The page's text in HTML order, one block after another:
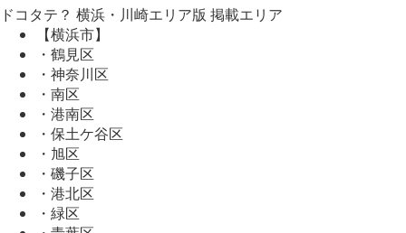
ドコタテ？ 横浜・川崎エリア版 掲載エリア
【横浜市】
・鶴見区
・神奈川区
・南区
・港南区
・保土ケ谷区
・旭区
・磯子区
・港北区
・緑区